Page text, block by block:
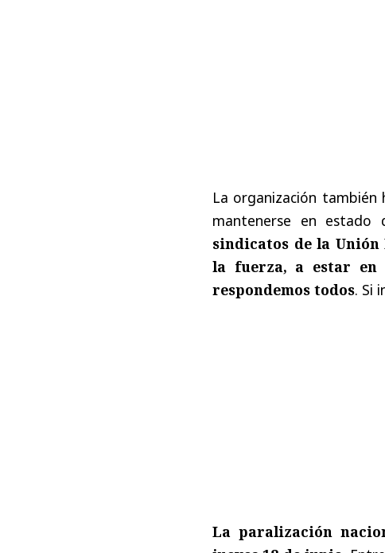
La organización
mantenerse en
sindicatos de la
la fuerza, a estar en
respondemos todos. Si
La paralización